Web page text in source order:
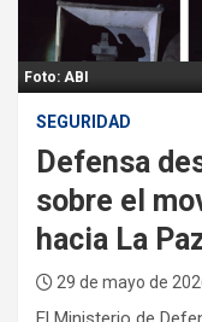
Foto: ABI
SEGURIDAD
Defensa
sobre el
hacia La
29 de mayo de